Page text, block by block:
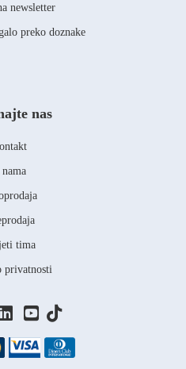
newsletter
preko doznake
nas
tima
privatnosti